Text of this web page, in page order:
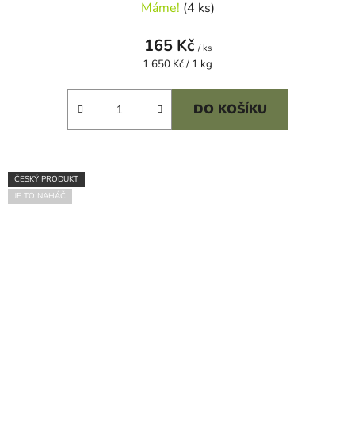
Máme! (4 ks)
165 Kč / ks
Měrná
1 650 Kč / 1 kg
DO KOŠÍKU
ČESKÝ PRODUKT
JE TO NAHÁČ